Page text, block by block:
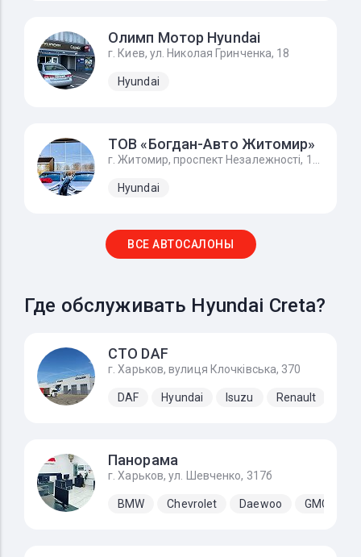
Олимп Мотор Hyundai
г. Киев, ул. Николая Гринченка, 18
Hyundai
ТОВ «Богдан-Авто Житомир»
Hyundai
ВСЕ АВТОСАЛОНЫ
Где обслуживать Hyundai Creta?
СТО DAF
г. Харьков, вулиця Клочківська, 370
DAF Hyundai Isuzu Renault
Панорама
г. Харьков, ул. Шевченко, 317б
BMW Chevrolet Daewoo GMC